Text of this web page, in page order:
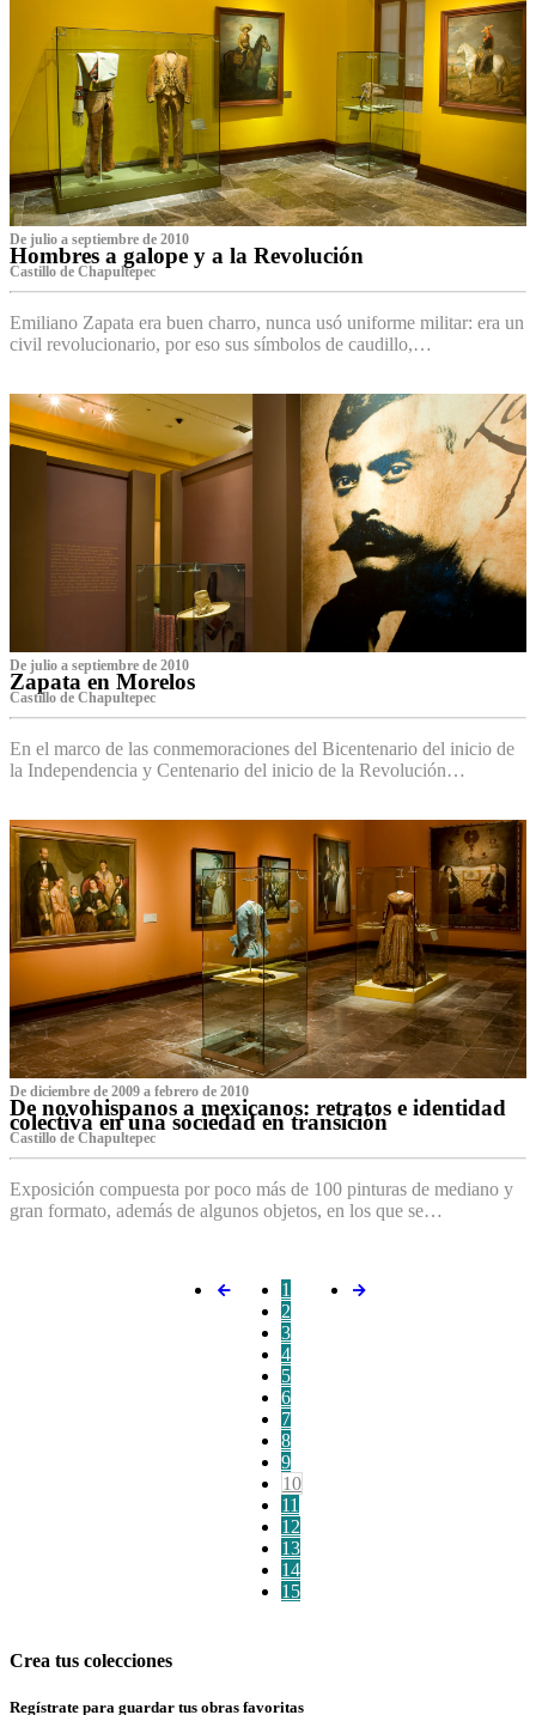
De julio a septiembre de 2010
Hombres a galope y a la Revolución
Castillo de Chapultepec
Emiliano Zapata era buen charro, nunca usó uniforme militar: era un
civil revolucionario, por eso sus símbolos de caudillo,…
De julio a septiembre de 2010
Zapata en Morelos
Castillo de Chapultepec
En el marco de las conmemoraciones del Bicentenario del inicio de
la Independencia y Centenario del inicio de la Revolución…
De diciembre de 2009 a febrero de 2010
De novohispanos a mexicanos: retratos e identidad
colectiva en una sociedad en transición
Castillo de Chapultepec
Exposición compuesta por poco más de 100 pinturas de mediano y
gran formato, además de algunos objetos, en los que se…
1
2
3
4
5
6
7
8
9
10
11
12
13
14
15
Crea tus colecciones
Regístrate para guardar tus obras favoritas